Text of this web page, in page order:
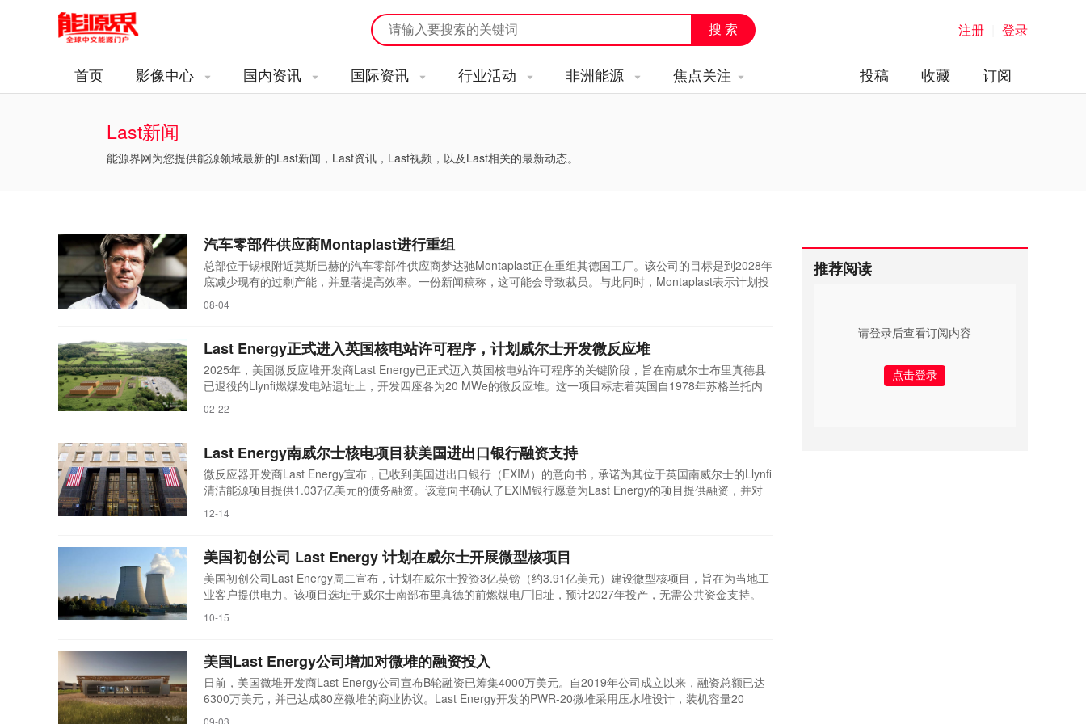
注册 登录
首页 影像中心 国内资讯 国际资讯 行业活动 非洲能源 焦点关注 订阅
收藏
投稿
Last新闻
能源界网为您提供能源领域最新的Last新闻，Last资讯，Last视频，以及Last相关的最新动态。
汽车零部件供应商Montaplast进行重组
总部位于锡根附近莫斯巴赫的汽车零部件供应商梦达驰Montaplast正在重组其德国工厂。该公司的目标是到2028年
底减少现有的过剩产能，并显著提高效率。一份新闻稿称，这可能会导致裁员。与此同时，Montaplast表示计划投
资莫斯巴赫工厂。管理层于7月底向员工介绍了重组计划的要点，其中包括到2026年底整合其在德国的工厂。公司
未来计划不再在莫斯巴赫的三家工厂进行生产，而是改为在两家工厂进行生产。一号工厂的员工将负责生产备件。
08-04
Last Energy正式进入英国核电站许可程序，计划威尔士开发微反应堆
2025年，美国微反应堆开发商Last Energy已正式迈入英国核电站许可程序的关键阶段，旨在南威尔士布里真德县
已退役的Llynfi燃煤发电站遗址上，开发四座各为20 MWe的微反应堆。这一项目标志着英国自1978年苏格兰托内
斯先进气冷反应堆电厂以来，首个获得许可的商业核电站新址的诞生。Llynfi 清洁能源项目效果图(图片来源：Last
Energy)该项目，正式命名为Prosiect Egni Glan Llynfi，由Last Energy UK Limited主导。Last Energy强调，此
02-22
Last Energy南威尔士核电项目获美国进出口银行融资支持
微反应器开发商Last Energy宣布，已收到美国进出口银行（EXIM）的意向书，承诺为其位于英国南威尔士的Llynfi
清洁能源项目提供1.037亿美元的债务融资。该意向书确认了EXIM银行愿意为Last Energy的项目提供融资，并对
其技术、商业模式、制造计划和核燃料获取途径进行了深入审查。Last Energy是总部位于美国的能源影响中心的
子公司，专注于通过创新加速清洁能源转型。其PWR-20反应堆技术基于容量为20 MWe或80 MWt的压水反应堆，
12-14
美国初创公司 Last Energy 计划在威尔士开展微型核项目
美国初创公司Last Energy周二宣布，计划在威尔士投资3亿英镑（约3.91亿美元）建设微型核项目，旨在为当地工
业客户提供电力。该项目选址于威尔士南部布里真德的前燃煤电厂旧址，预计2027年投产，无需公共资金支持。
Last Energy UK，该公司位于华盛顿特区的子公司，计划在该地安装四座能产生20兆瓦（MW）电力的微型反应
堆，总容量达80MW。英国新工党政府视小型核电站为实现净零排放目标的关键，而Last Energy正与多家当地工业
10-15
美国Last Energy公司增加对微堆的融资投入
日前，美国微堆开发商Last Energy公司宣布B轮融资已筹集4000万美元。自2019年公司成立以来，融资总额已达
6300万美元，并已达成80座微堆的商业协议。Last Energy开发的PWR-20微堆采用压水堆设计，装机容量20
MWe或80 MWe。该反应堆由数十个模块组成，可在24个月内完成制造、运输和组装，其规模可满足私人工业客户
09-03
推荐阅读
请登录后查看订阅内容